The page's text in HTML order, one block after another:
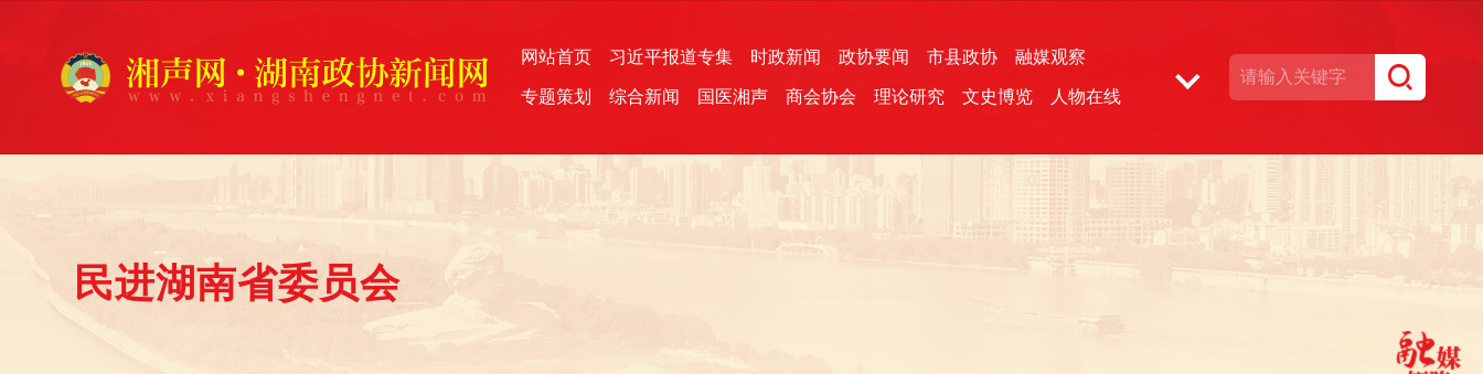
网站首页 习近平报道专集 时政新闻 政协要闻 市县政协 融媒观察
专题策划 综合新闻 国医湘声 商会协会 理论研究 文史博览 人物在线
民进湖南省委员会